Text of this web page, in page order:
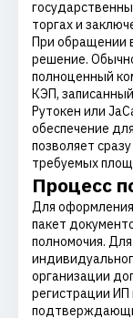
торгах и
При обращении
решение.
полноценный
КЭП,
Рутокен или
обеспечение
позволяет
требуемых
Процесс
Для
пакет
полномочия.
организации
регистрации